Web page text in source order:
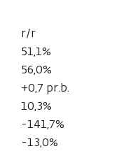
r/r
51,1%
56,0%
+0,7 pr.b.
10,3%
-141,7%
-13,0%